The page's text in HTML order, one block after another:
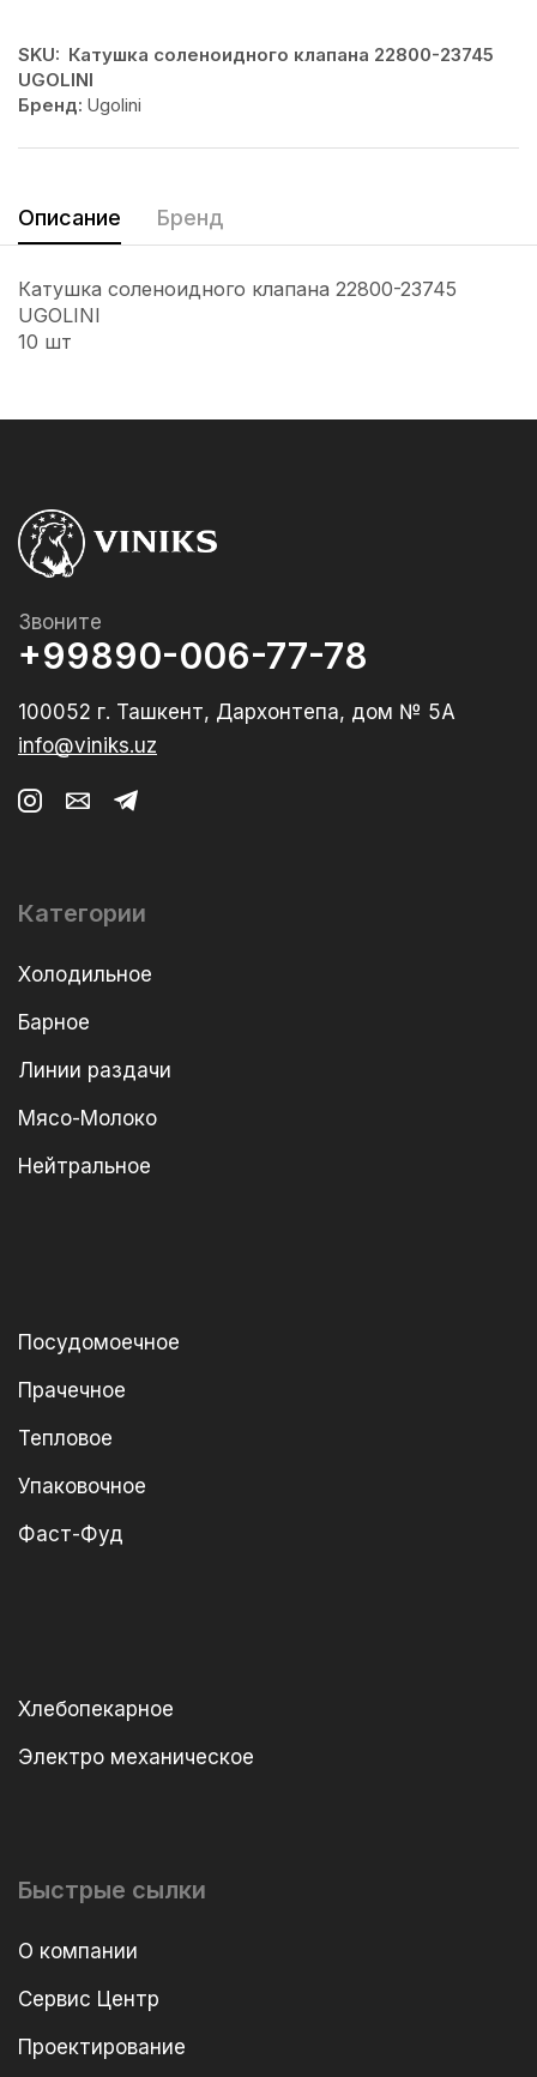
SKU: Катушка соленоидного клапана 22800-23745
UGOLINI
Бренд: Ugolini
Описание Бренд
Катушка соленоидного клапана 22800-23745
UGOLINI
10 шт
Звоните
+99890-006-77-78
100052 г. Ташкент, Дархонтепа, дом № 5А
info@viniks.uz
Категории
Холодильное
Барное
Линии раздачи
Мясо-Молоко
Нейтральное
Посудомоечное
Прачечное
Тепловое
Упаковочное
Фаст-Фуд
Хлебопекарное
Электро механическое
Быстрые сылки
О компании
Сервис Центр
Проектирование